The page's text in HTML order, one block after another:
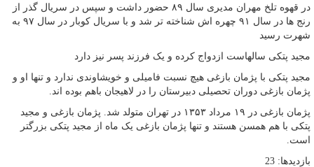
در قهوه تلخ مهران مدیری سال ۸۹ حضور داشت و سپس در سریال گذر از
رنج ها در سال ۹۱ چهره اش شناخته تر شد و با سریال کوبار در سال ۹۷ به
شهرت رسید
مجید پتکی سالهاست ازدواج کرده و یک فرزند پسر نیز دارد
مجید پتکی با پژمان بازغی هیچ نسبت فامیلی و خویشاوندی ندارد و تنها او و
پژمان بازغی دوران تحصیلی دبیرستان را در لاهیجان باهم بوده اند.
پژمان بازغی در ۱۹ مرداد ۱۳۵۳ در تهران متولد شد. پژمان بازغی و مجید
پتکی با هم همسن هستند و تنها پژمان بازغی یک ماه از مجید پتکی بزرگتر
است.
بازدیدها: 23